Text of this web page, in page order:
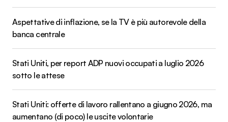
Aspettative di inflazione, se la TV è più autorevole della
banca centrale
Stati Uniti, per report ADP nuovi occupati a luglio 2026
sotto le attese
Stati Uniti: offerte di lavoro rallentano a giugno 2026, ma
aumentano (di poco) le uscite volontarie